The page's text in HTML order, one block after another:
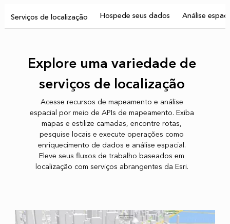
Serviços de localização Hospede seus dados Análise
Explore uma variedade de
serviços de localização
Acesse recursos de mapeamento e análise
espacial por meio de APIs de mapeamento. Exiba
mapas e estilize camadas, encontre rotas,
pesquise locais e execute operações como
enriquecimento de dados e análise espacial.
Eleve seus fluxos de trabalho baseados em
localização com serviços abrangentes da Esri.